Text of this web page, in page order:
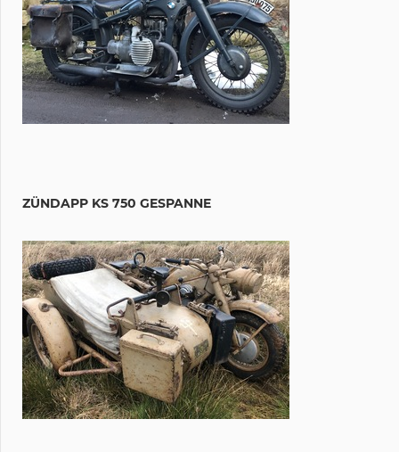
ZÜNDAPP KS 750 GESPANNE